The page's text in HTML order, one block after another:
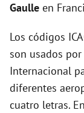
Gaulle en
Los códigos
son usados
Internacional
diferentes
cuatro letras.